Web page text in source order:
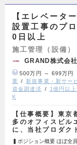
【エレベータ
設置工事のプ
0日以上
施工管理（設備）
GRAND株式会
500万円 ～ 699万円
業
新規事業・新サー
資金調達済
1億円以
K
【仕事概要】東
多のオフィスビル
に、当社プロダク
▍ポジション概要 ほぼ全